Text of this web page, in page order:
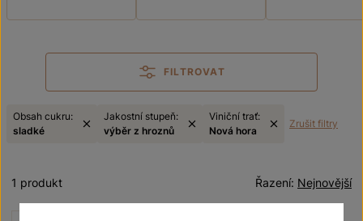
FILTROVAT
Obsah cukru:
sladké
Jakostní stupeň:
výběr z hroznů
Viniční trať:
Nová hora
Zrušit filtry
Nejnovější
Řazení:
1 produkt